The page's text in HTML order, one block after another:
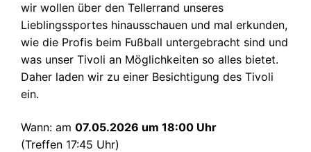
wir wollen über den Tellerrand unseres
Lieblingssportes hinausschauen und mal erkunden,
wie die Profis beim Fußball untergebracht sind und
was unser Tivoli an Möglichkeiten so alles bietet.
Daher laden wir zu einer Besichtigung des Tivoli
ein.
Wann: am 07.05.2026 um 18:00 Uhr
(Treffen 17:45 Uhr)